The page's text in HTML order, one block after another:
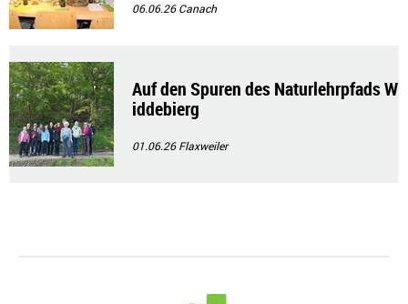
06.06.26Canach
Auf den Spuren des Naturlehrpfads W
iddebierg
01.06.26Flaxweiler